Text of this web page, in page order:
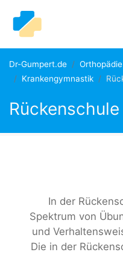
Dr-Gumpert.de
Krankengymnastik
Rückenschule
In der
Spektrum von
und
Die in der